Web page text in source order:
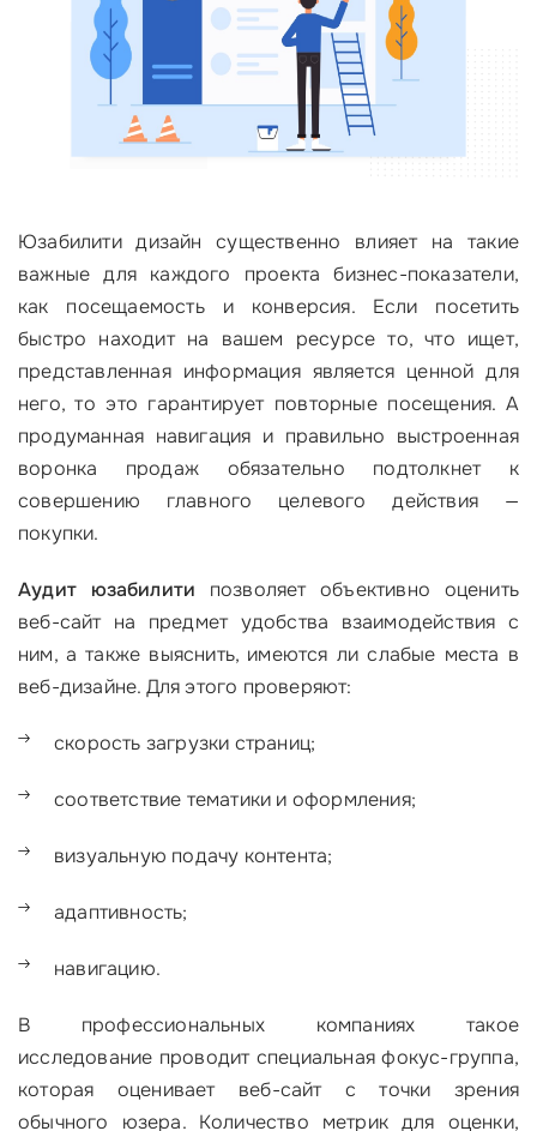
Юзабилити дизайн существенно влияет на такие
важные для каждого проекта бизнес-показатели,
как посещаемость и конверсия. Если посетить
быстро находит на вашем ресурсе то, что ищет,
представленная информация является ценной для
него, то это гарантирует повторные посещения. А
продуманная навигация и правильно выстроенная
воронка продаж обязательно подтолкнет к
совершению главного целевого действия —
покупки.
Аудит юзабилити позволяет объективно оценить
веб-сайт на предмет удобства взаимодействия с
ним, а также выяснить, имеются ли слабые места в
веб-дизайне. Для этого проверяют:
скорость загрузки страниц;
соответствие тематики и оформления;
визуальную подачу контента;
адаптивность;
навигацию.
В профессиональных компаниях такое
исследование проводит специальная фокус-группа,
которая оценивает веб-сайт с точки зрения
обычного юзера. Количество метрик для оценки,